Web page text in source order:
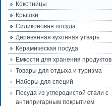
Кокотницы
Крышки
Силиконовая посуда
Деревянная кухонная утварь
Керамическая посуда
Емкости для хранения продуктов
Товары для отдыха и туризма
Наборы для специй
Посуда из углеродистой стали с
антипригарным покрытием